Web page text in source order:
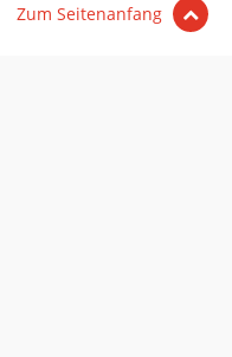
Zum Seitenanfang